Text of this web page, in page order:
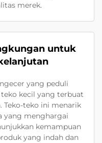
merek.
untuk
yang peduli
kecil yang terbuat
Teko-teko ini menarik
yang menghargai
kemampuan
yang indah dan